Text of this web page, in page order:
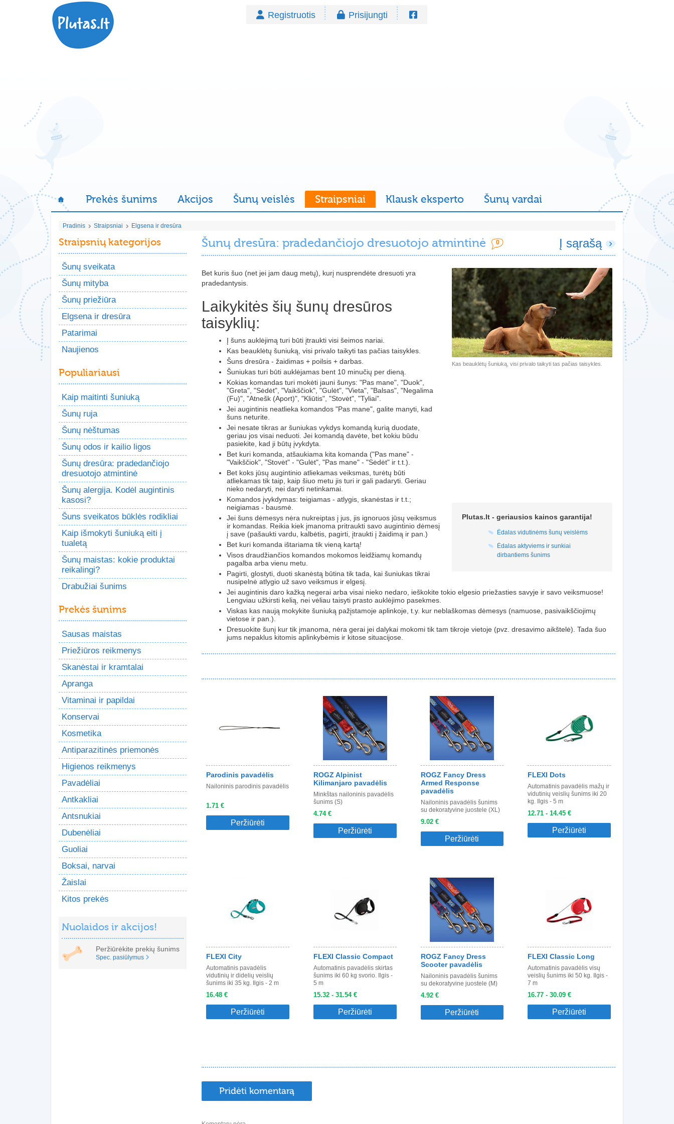
Registruotis Prisijungti
Prekės šunims Akcijos Šunų veislės Straipsniai Klausk eksperto Šunų vardai
Pradinis Straipsniai Elgsena ir dresūra
Straipsnių kategorijos
Šunų sveikata
Šunų mityba
Šunų priežiūra
Elgsena ir dresūra
Patarimai
Naujienos
Populiariausi
Kaip maitinti šuniuką
Šunų ruja
Šunų nėštumas
Šunų odos ir kailio ligos
Šunų dresūra: pradedančiojo
dresuotojo atmintinė
Šunų alergija. Kodėl augintinis
kasosi?
Šuns sveikatos būklės rodikliai
Kaip išmokyti šuniuką eiti į
tualetą
Šunų maistas: kokie produktai
reikalingi?
Drabužiai šunims
Prekės šunims
Sausas maistas
Priežiūros reikmenys
Skanėstai ir kramtalai
Apranga
Vitaminai ir papildai
Konservai
Kosmetika
Antiparazitinės priemonės
Higienos reikmenys
Pavadėliai
Antkakliai
Antsnukiai
Dubenėliai
Guoliai
Boksai, narvai
Žaislai
Kitos prekės
Nuolaidos ir akcijos!
Peržiūrėkite prekių šunims
Spec. pasiūlymus
Šunų dresūra: pradedančiojo dresuotojo atmintinė 0 Į sąrašą
Kas beauklėtų šuniuką, visi privalo taikyti tas pačias taisykles.
Plutas.lt - geriausios kainos garantija!
Ėdalas vidutinėms šunų veislėms
Ėdalas aktyviems ir sunkiai
dirbantiems šunims
Bet kuris šuo (net jei jam daug metų), kurį nusprendėte dresuoti yra
pradedantysis.
Laikykitės šių šunų dresūros
taisyklių:
Į šuns auklėjimą turi būti įtraukti visi šeimos nariai.
Kas beauklėtų šuniuką, visi privalo taikyti tas pačias taisykles.
Šuns dresūra - žaidimas + poilsis + darbas.
Šuniukas turi būti auklėjamas bent 10 minučių per dieną.
Kokias komandas turi mokėti jauni šunys: "Pas mane", "Duok",
"Greta", "Sėdėt", "Vaikščiok", "Gulėt", "Vieta", "Balsas", "Negalima
(Fu)", "Atnešk (Aport)", "Kliūtis", "Stovėt", "Tyliai".
Jei augintinis neatlieka komandos "Pas mane", galite manyti, kad
šuns neturite.
Jei nesate tikras ar šuniukas vykdys komandą kurią duodate,
geriau jos visai neduoti. Jei komandą davėte, bet kokiu būdu
pasiekite, kad ji būtų įvykdyta.
Bet kuri komanda, atšaukiama kita komanda ("Pas mane" -
"Vaikščiok", "Stovėt" - "Gulėt", "Pas mane" - "Sėdėt" ir t.t.).
Bet koks jūsų augintinio atliekamas veiksmas, turėtų būti
atliekamas tik taip, kaip šiuo metu jis turi ir gali padaryti. Geriau
nieko nedaryti, nei daryti netinkamai.
Komandos įvykdymas: teigiamas - atlygis, skanėstas ir t.t.;
neigiamas - bausmė.
Jei šuns dėmesys nėra nukreiptas į jus, jis ignoruos jūsų veiksmus
ir komandas. Reikia kiek įmanoma pritraukti savo augintinio dėmesį
į save (pašaukti vardu, kalbėtis, pagirti, įtraukti į žaidimą ir pan.)
Bet kuri komanda ištariama tik vieną kartą!
Visos draudžiančios komandos mokomos leidžiamų komandų
pagalba arba vienu metu.
Pagirti, glostyti, duoti skanėstą būtina tik tada, kai šuniukas tikrai
nusipelnė atlygio už savo veiksmus ir elgesį.
Jei augintinis daro kažką negerai arba visai nieko nedaro, ieškokite tokio elgesio priežasties savyje ir savo veiksmuose!
Lengviau užkirsti kelią, nei vėliau taisyti prasto auklėjimo pasekmes.
Viskas kas naują mokykite šuniuką pažįstamoje aplinkoje, t.y. kur neblaškomas dėmesys (namuose, pasivaikščiojimų
vietose ir pan.).
Dresuokite šunį kur tik įmanoma, nėra gerai jei dalykai mokomi tik tam tikroje vietoje (pvz. dresavimo aikštelė). Tada šuo
jums nepaklus kitomis aplinkybėmis ir kitose situacijose.
Parodinis pavadėlis
Nailoninis parodinis pavadėlis
1.71 €
Peržiūrėti
ROGZ Alpinist
Kilimanjaro pavadėlis
Minkštas nailoninis pavadėlis
šunims (S)
4.74 €
Peržiūrėti
ROGZ Fancy Dress
Armed Response
pavadėlis
Nailoninis pavadėlis šunims
su dekoratyvine juostele (XL)
9.02 €
Peržiūrėti
FLEXI Dots
Automatinis pavadėlis mažų ir
vidutinių veislių šunims iki 20
kg. Ilgis - 5 m
12.71 - 14.45 €
Peržiūrėti
FLEXI City
Automatinis pavadėlis
vidutinių ir didelių veislių
šunims iki 35 kg. Ilgis - 2 m
16.48 €
Peržiūrėti
FLEXI Classic Compact
Automatinis pavadėlis skirtas
šunims iki 60 kg svorio. Ilgis -
5 m
15.32 - 31.54 €
Peržiūrėti
ROGZ Fancy Dress
Scooter pavadėlis
Nailoninis pavadėlis šunims
su dekoratyvine juostele (M)
4.92 €
Peržiūrėti
FLEXI Classic Long
Automatinis pavadėlis visų
veislių šunims iki 50 kg. Ilgis -
7 m
16.77 - 30.09 €
Peržiūrėti
Pridėti komentarą